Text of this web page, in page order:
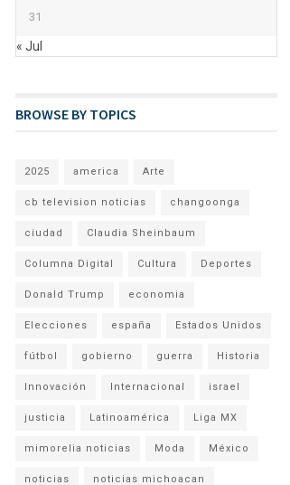
31
« Jul
BROWSE BY TOPICS
2025 america Arte
cb television noticias changoonga
ciudad Claudia Sheinbaum
Columna Digital Cultura Deportes
Donald Trump economia
Elecciones españa Estados Unidos
fútbol gobierno guerra Historia
Innovación Internacional israel
justicia Latinoamérica Liga MX
mimorelia noticias Moda México
noticias noticias michoacan